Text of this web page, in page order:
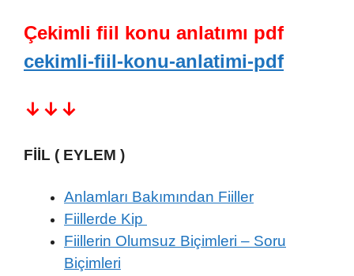
Çekimli fiil konu anlatımı pdf
cekimli-fiil-konu-anlatimi-pdf
↓↓↓
FİİL ( EYLEM )
Anlamları Bakımından Fiiller
Fiillerde Kip
Fiillerin Olumsuz Biçimleri – Soru
Biçimleri